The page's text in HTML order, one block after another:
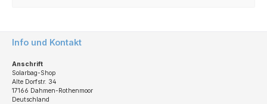
Info und Kontakt
Anschrift
Solarbag-Shop
Alte Dorfstr. 34
17166 Dahmen-Rothenmoor
Deutschland